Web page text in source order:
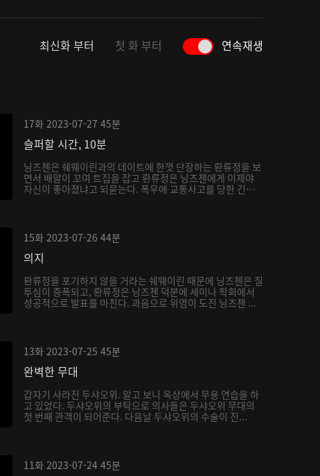
최신화 부터 첫 화 부터 연속재생
17화 2023-07-27 45분
슬퍼할 시간, 10분
닝즈첸은 쉐웨이린과의 데이트에 한껏 단장하는 롼류정을 보
면서 배알이 꼬여 트집을 잡고 롼류정은 닝즈첸에게 이제야
자신이 좋아졌냐고 되묻는다. 폭우에 교통사고를 당한 긴급
15화 2023-07-26 44분
의지
롼류정을 포기하지 않을 거라는 쉐웨이린 때문에 닝즈첸은 질
투심이 증폭되고, 롼류정은 닝즈첸 덕분에 세미나 학회에서
성공적으로 발표를 마친다. 과음으로 위염이 도진 닝즈첸 ...
13화 2023-07-25 45분
완벽한 무대
갑자기 사라진 두샤오위. 알고 보니 옥상에서 무용 연습을 하
고 있었다. 두샤오위의 부탁으로 의사들은 두샤오위 무대의
첫 번째 관객이 되어준다. 다음날 두샤오위의 수술이 진...
11화 2023-07-24 45분